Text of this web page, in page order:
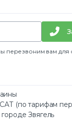
перезвоним вам
(по тарифам
Звягель